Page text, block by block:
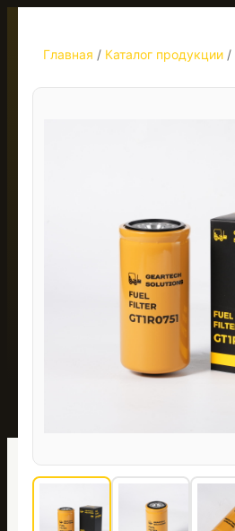
Главная / Каталог продукции /